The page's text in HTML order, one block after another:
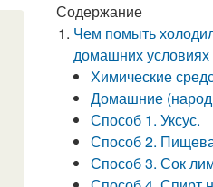
Содержание
Чем помыть
домашних условиях
Химические
Домашние
Способ 1. Уксус.
Способ 2.
Способ 3. Сок